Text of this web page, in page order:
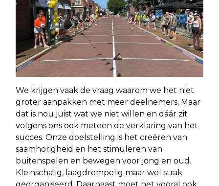
We krijgen vaak de vraag waarom we het niet
groter aanpakken met meer deelnemers. Maar
dat is nou juist wat we niet willen en dáár zit
volgens ons ook meteen de verklaring van het
succes. Onze doelstelling is het creëren van
saamhorigheid en het stimuleren van
buitenspelen en bewegen voor jong en oud.
Kleinschalig, laagdrempelig maar wel strak